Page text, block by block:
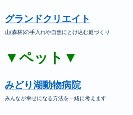
グランドクリエイト
山(森林)の手入れや自然にとけ込む庭づくり
▼ペット▼
みどり湖動物病院
みんなが幸せになる方法を一緒に考えます